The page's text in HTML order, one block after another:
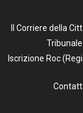
Il Corriere della
Iscrizione Roc